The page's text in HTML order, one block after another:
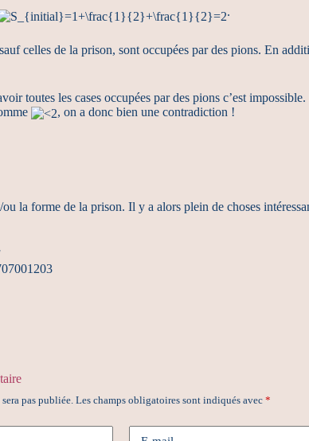
.
celles de la prison, sont occupées par des pions. En
toutes les cases occupées par des pions c’est
, on a donc bien une contradiction !
la forme de la prison. Il y a alors plein de choses
pas publiée. Les champs obligatoires sont indiqués avec *